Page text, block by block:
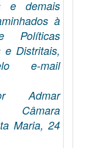
e demais
à
Políticas
e Distritais,
e-mail
Admar
Câmara
Maria, 24